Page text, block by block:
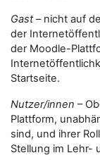
Gast– nicht auf
der
der Moodle-
Startseite.
Nutzer/innen –
Plattform,
sind, und ihrer
Stellung im Lehr-